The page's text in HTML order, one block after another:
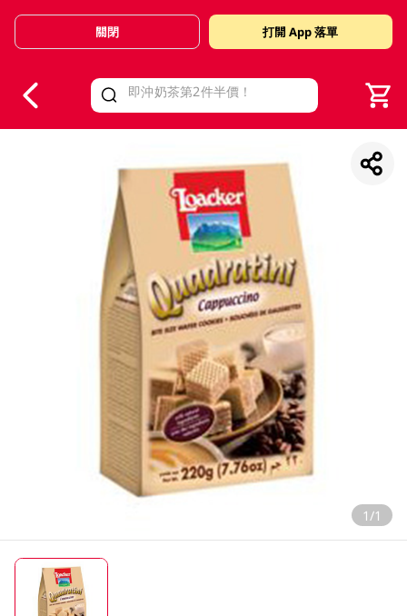
Valid Until 30 June 2026
關閉 打開 App 落單
1/1